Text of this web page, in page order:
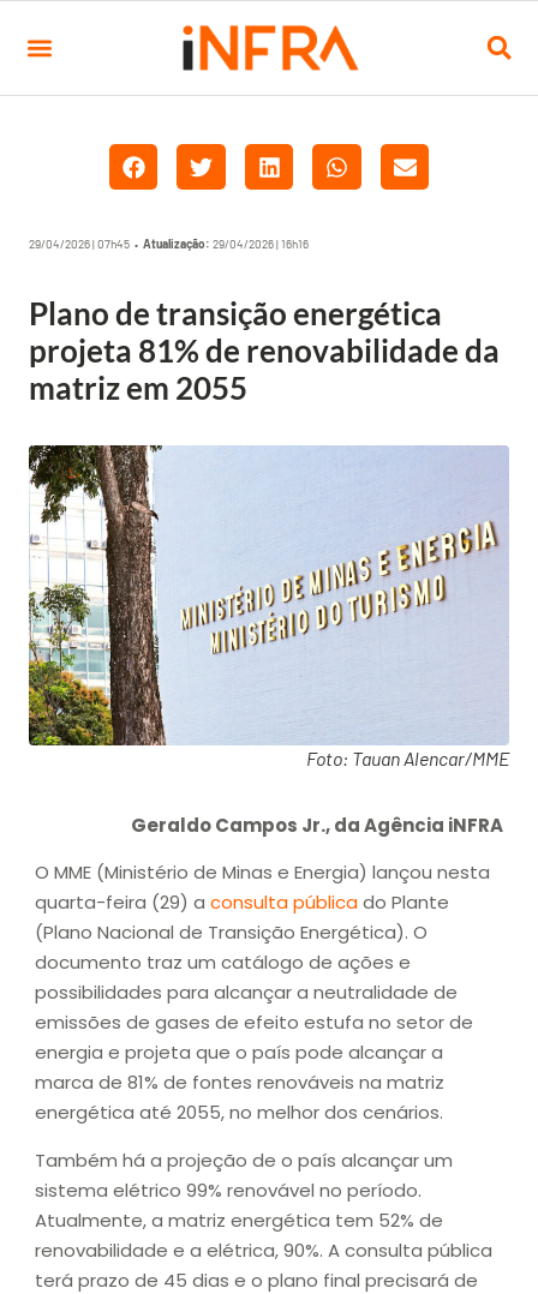
29/04/2026 | 07h45 • Atualização: 29/04/2026 | 16h16
Plano de transição energética
projeta 81% de renovabilidade da
matriz em 2055
Foto: Tauan Alencar/MME
Geraldo Campos Jr., da Agência iNFRA
O MME (Ministério de Minas e Energia) lançou nesta
quarta-feira (29) a consulta públicado Plante
(Plano Nacional de Transição Energética). O
documento traz um catálogo de ações e
possibilidades para alcançar a neutralidade de
emissões de gases de efeito estufa no setor de
energia e projeta que o país pode alcançar a
marca de 81% de fontes renováveis na matriz
energética até 2055, no melhor dos cenários.
Também há a projeção de o país alcançar um
sistema elétrico 99% renovável no período.
Atualmente, a matriz energética tem 52% de
renovabilidade e a elétrica, 90%. A consulta pública
terá prazo de 45 dias e o plano final precisará de